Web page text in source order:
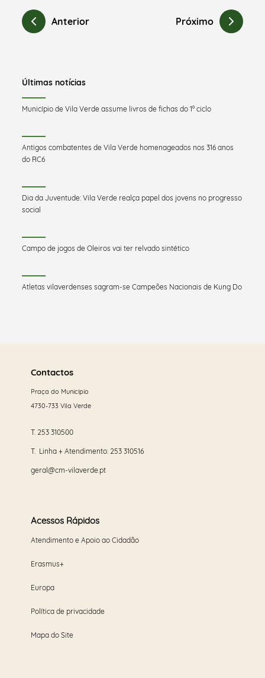
Anterior Próximo
Últimas notícias
Município de Vila Verde assume livros de fichas do 1º ciclo
Antigos combatentes de Vila Verde homenageados nos 316 anos
do RC6
Dia da Juventude: Vila Verde realça papel dos jovens no progresso
social
Campo de jogos de Oleiros vai ter relvado sintético
Atletas vilaverdenses sagram-se Campeões Nacionais de Kung Do
maisContactos
Praça do Município
4730-733 Vila Verde
T. 253 310500
T. Linha + Atendimento: 253 310516
geral@cm-vilaverde.pt
Acessos Rápidos
Atendimento e Apoio ao Cidadão
Erasmus+
Europa
Política de privacidade
Mapa do Site